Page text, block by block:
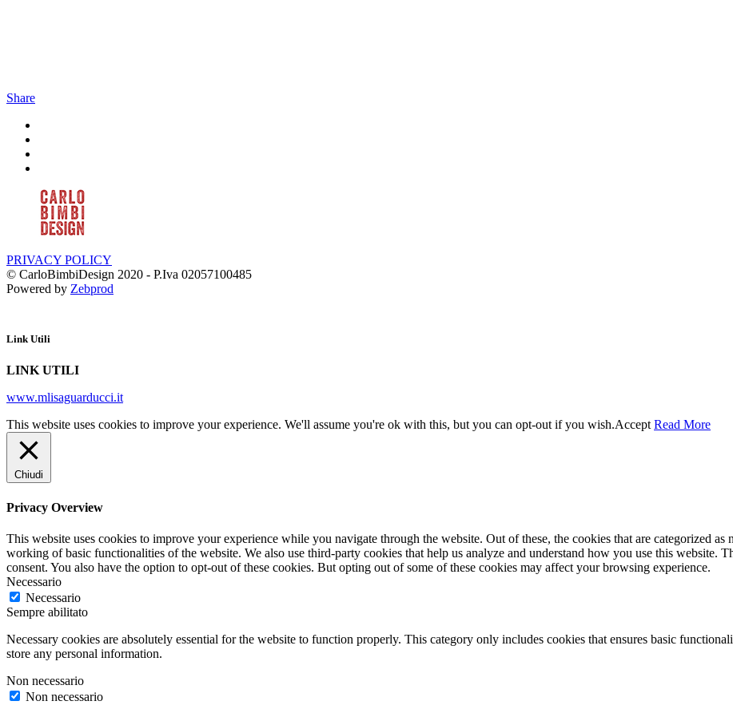
Share
PRIVACY POLICY
© CarloBimbiDesign 2020 - P.Iva 02057100485
Powered by Zebprod
Link Utili
LINK UTILI
www.mlisaguarducci.it
This website uses cookies to improve your experience. We'll assume you're ok with this, but you can opt-out if you wish.Accept Read More
Chiudi
Privacy Overview
This website uses cookies to improve your experience while you navigate through the website. Out of these, the cookies that are categorized as
working of basic functionalities of the website. We also use third-party cookies that help us analyze and understand how you use this website.
consent. You also have the option to opt-out of these cookies. But opting out of some of these cookies may affect your browsing experience.
Necessario
Necessario
Sempre abilitato
Necessary cookies are absolutely essential for the website to function properly. This category only includes cookies that ensures basic
store any personal information.
Non necessario
Non necessario